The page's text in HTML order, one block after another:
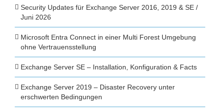
Security Updates für Exchange Server 2016, 2019 & SE /
Juni 2026
Microsoft Entra Connect in einer Multi Forest Umgebung
ohne Vertrauensstellung
Exchange Server SE – Installation, Konfiguration & Facts
Exchange Server 2019 – Disaster Recovery unter
erschwerten Bedingungen